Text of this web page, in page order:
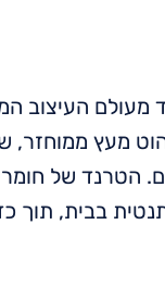
העיצוב
מעץ ממוחזר,
הטרנד של
בבית, תוך